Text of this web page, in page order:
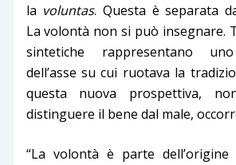
la voluntas. Questa è separata
La volontà non si può insegnare.
sintetiche rappresentano
dell’asse su cui ruotava la
questa nuova prospettiva,
distinguere il bene dal male,
“La volontà è parte